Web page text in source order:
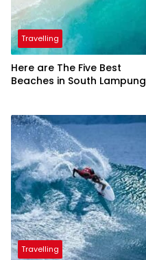
Travelling
Here are The Five Best
Beaches in South Lampung
Travelling